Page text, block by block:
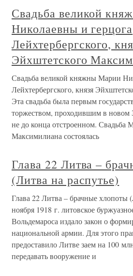
Свадьба великой
Николаевны и герцога
Лейхтербергского,
Эйхштетского
Свадьба великой княжны Марии
Лейхтербергского, князя
Эта свадьба была первым
торжеством, проходившим в новом
не до конца отстроенном. Свадьба
Максимилиана состоялась
Глава 22 Литва –
(Литва на распутье)
Глава 22 Литва – брачные хлопоты
ноября 1918 г. литовское
Вольдемароса издало закон о
национальной армии. Для этого
предоставило Литве заем на 100
передавать вооружение и